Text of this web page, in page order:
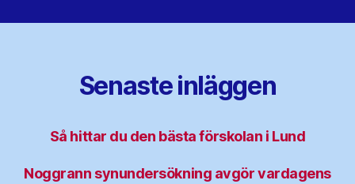
Senaste inläggen
Så hittar du den bästa förskolan i Lund
Noggrann synundersökning avgör vardagens